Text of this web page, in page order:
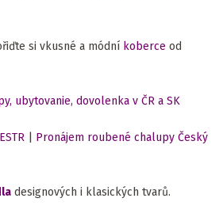
si vkusné a módní koberce od
ubytovanie, dovolenka v ČR a SK
Pronájem roubené chalupy Český
designových i klasických tvarů.